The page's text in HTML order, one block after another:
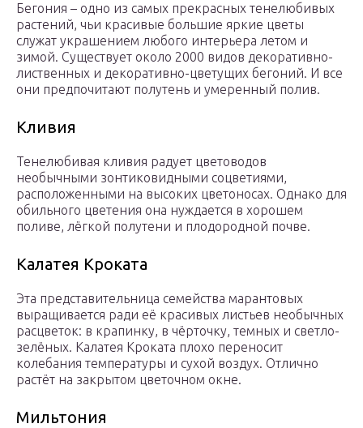
Бегония – одно из самых прекрасных тенелюбивых
растений, чьи красивые большие яркие цветы
служат украшением любого интерьера летом и
зимой. Существует около 2000 видов декоративно-
лиственных и декоративно-цветущих бегоний. И все
они предпочитают полутень и умеренный полив.
Кливия
Тенелюбивая кливия радует цветоводов
необычными зонтиковидными соцветиями,
расположенными на высоких цветоносах. Однако для
обильного цветения она нуждается в хорошем
поливе, лёгкой полутени и плодородной почве.
Калатея Кроката
Эта представительница семейства марантовых
выращивается ради её красивых листьев необычных
расцветок: в крапинку, в чёрточку, темных и светло-
зелёных. Калатея Кроката плохо переносит
колебания температуры и сухой воздух. Отлично
растёт на закрытом цветочном окне.
Мильтония